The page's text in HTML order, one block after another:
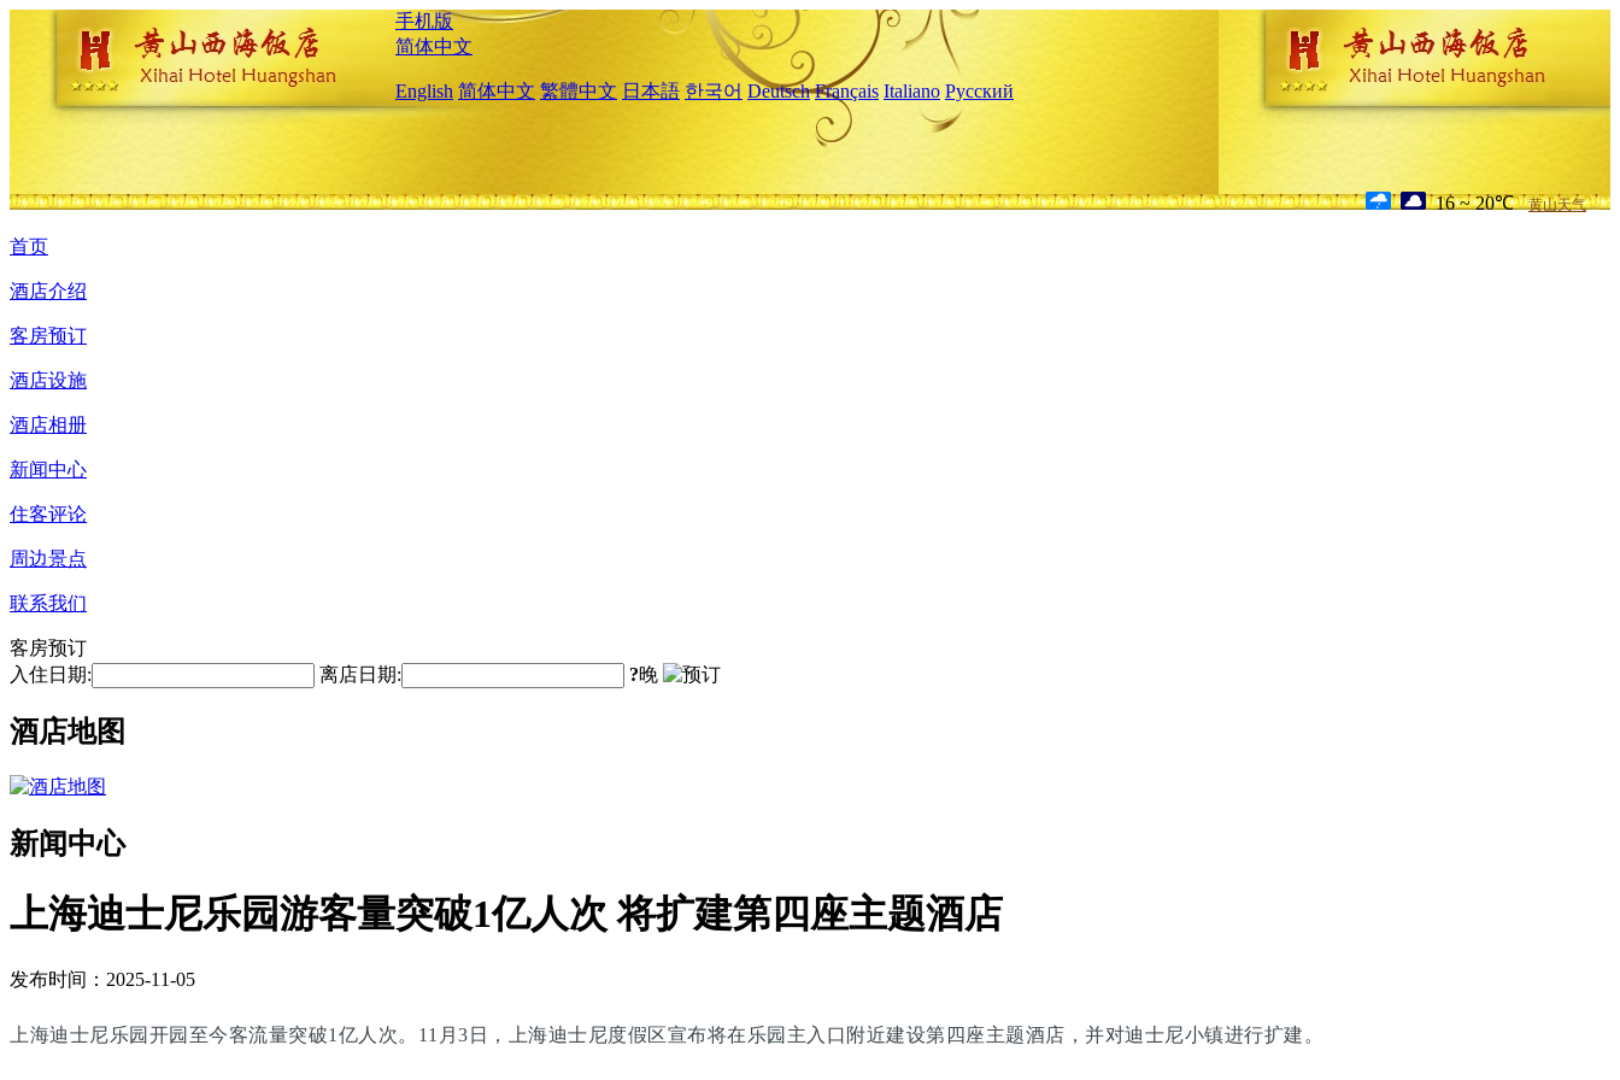
手机版
简体中文
English 简体中文 繁體中文 日本語 한국어 Deutsch Français Italiano Русский
16 ~ 20℃ 黄山天气
首页
酒店介绍
客房预订
酒店设施
酒店相册
新闻中心
住客评论
周边景点
联系我们
客房预订
入住日期:
离店日期: ?晚
酒店地图
新闻中心
上海迪士尼乐园游客量突破1亿人次 将扩建第四座主题酒店
发布时间：2025-11-05
上海迪士尼乐园开园至今客流量突破1亿人次。11月3日，上海迪士尼度假区宣布将在乐园主入口附近建设第四座主题酒店，并对迪士尼小镇进行扩建。